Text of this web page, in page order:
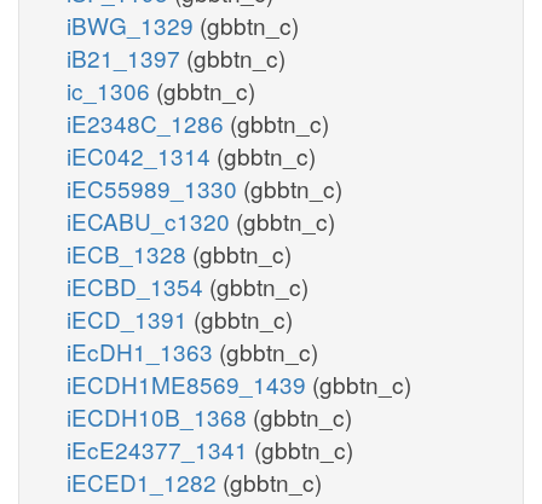
iBWG_1329 (gbbtn_c)
iB21_1397 (gbbtn_c)
ic_1306 (gbbtn_c)
iE2348C_1286 (gbbtn_c)
iEC042_1314 (gbbtn_c)
iEC55989_1330 (gbbtn_c)
iECABU_c1320 (gbbtn_c)
iECB_1328 (gbbtn_c)
iECBD_1354 (gbbtn_c)
iECD_1391 (gbbtn_c)
iEcDH1_1363 (gbbtn_c)
iECDH1ME8569_1439 (gbbtn_c)
iECDH10B_1368 (gbbtn_c)
iEcE24377_1341 (gbbtn_c)
iECED1_1282 (gbbtn_c)